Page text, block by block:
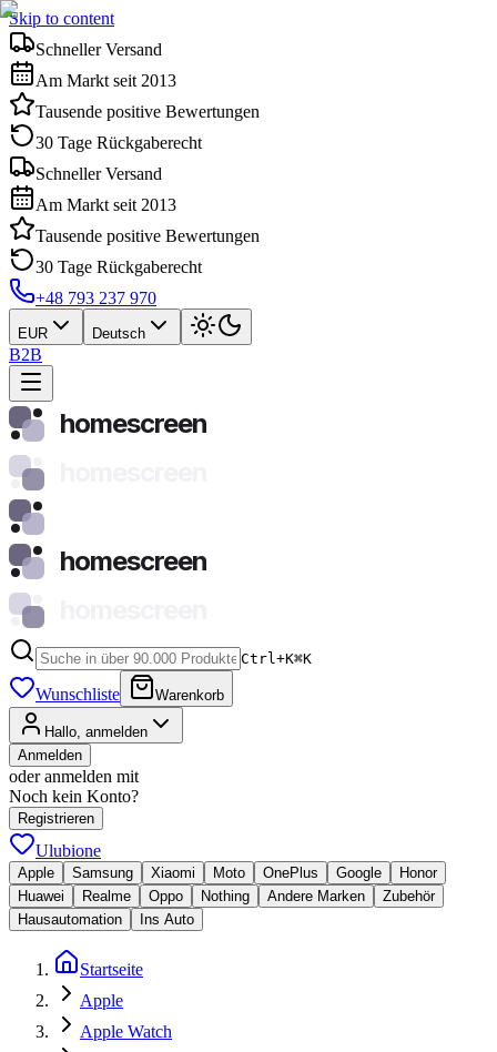
Skip to content
Schneller Versand
Am Markt seit 2013
Tausende positive Bewertungen
30 Tage Rückgaberecht
Schneller Versand
Am Markt seit 2013
Tausende positive Bewertungen
30 Tage Rückgaberecht
+48 793 237 970
EUR Deutsch
B2B
homescreen
homescreen
Ctrl+K⌘K
Wunschliste Warenkorb
Hallo, anmelden
Anmelden
oder anmelden mit
Noch kein Konto?
Registrieren
Ulubione
Apple Samsung Xiaomi Moto OnePlus Google
Honor
Huawei
Realme Oppo Nothing Andere Marken
Zubehör
Hausautomation
Ins Auto
Startseite
Apple
Apple Watch